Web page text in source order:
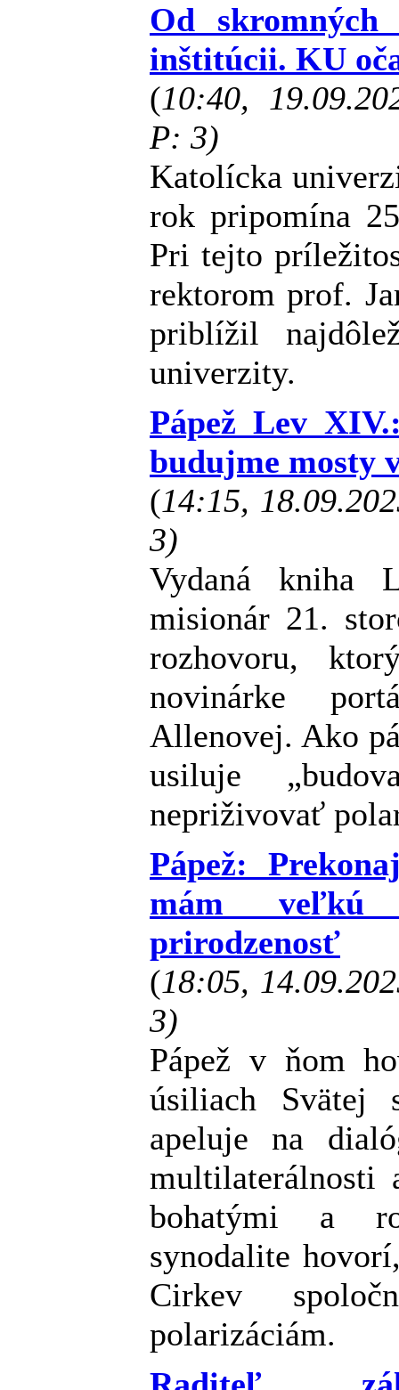
Od skromných
inštitúcii. KU
(10:40,
P: 3)
Katolícka
rok pripomína
Pri tejto
rektorom prof.
priblížil
univerzity.
Pápež Lev
budujme mosty
(14:15,
3)
Vydaná kniha
misionár 21.
rozhovoru,
novinárke
Allenovej. Ako
usiluje
nepriživovať
Pápež:
mám
prirodzenosť
(18:05,
3)
Pápež v ňom
úsiliach Svätej
apeluje na
multilaterálnosti
bohatými a
synodalite
Cirkev
polarizáciám.